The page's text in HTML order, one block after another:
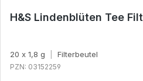
H&S Lindenblüten Tee
20 x 1,8 g Filterbeutel
PZN: 03152259